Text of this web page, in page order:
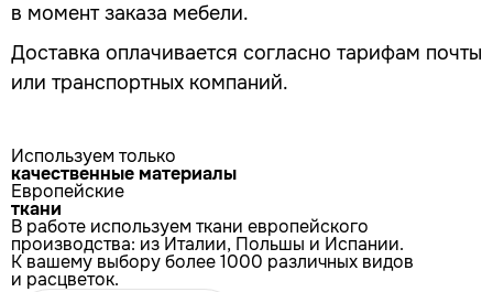
в момент заказа мебели.
Доставка оплачивается согласно тарифам почты
или транспортных компаний.
Используем только
качественные материалы
Европейские
ткани
В работе используем ткани европейского
производства: из Италии, Польшы и Испании.
К вашему выбору более 1000 различных видов
и расцветок.